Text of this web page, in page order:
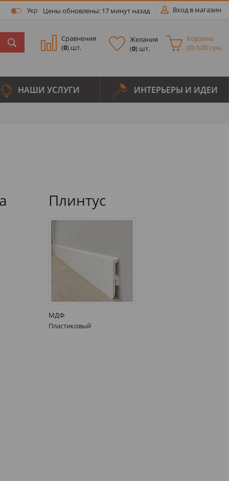
Цены обновлены: 17 минут назад Вход в магазин
Укр
Сравнения
(0) шт.
Желания
(0) шт.
Корзина
(0)0,00 грн.
НАШИ УСЛУГИ ИНТЕРЬЕРЫ И ИДЕИ
Плинтус
МДФ
Пластиковый